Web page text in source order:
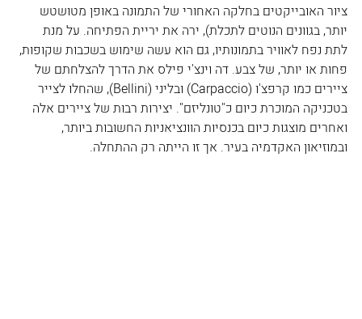
ציור האובייקטים בחלקה האחורי של התמונה באופן מטושטש
יותר, בגוונים הנוטים לתכלת), ירה את יריית הפתיחה. על מנת
לתת נפח לאוויר בתמונותיו, גם הוא עשה שימוש בשכבות שקופות,
פחות או יותר, של צבע. דה וינצ'י פילס את הדרך להצלחתם של
ציירים כמו קרפצ'ו (Carpaccio) ובליני (Bellini), שהחלו לצייר
בטכניקה המוכרת כיום כ"טונליזם". יצירות רבות של ציירים אלה
ואחרים מוצגות כיום בכנסיות הוונציאניות החשובות ביותר,
ובמוזיאון האקדמיה בעיר. אך זו הייתה רק ההתחלה.